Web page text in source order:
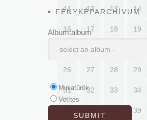
11 12 13 14
16 17 18 19
21 22 23
26 27 28 29
31 32 33 34
39
FÉNYKÉPARCHÍVUM
Album:album
Miniatűrök
Vetítés